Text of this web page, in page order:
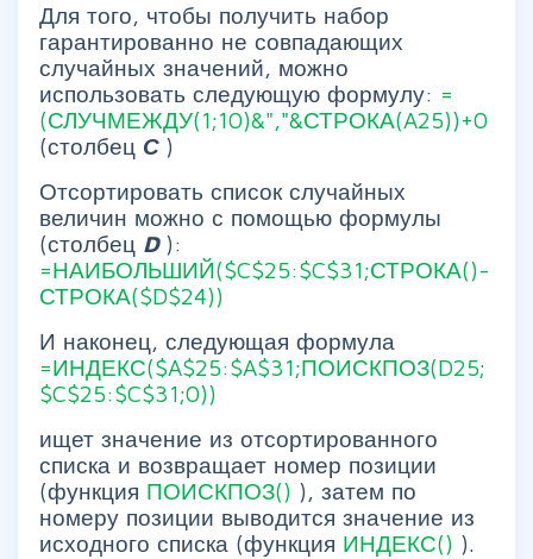
Для того, чтобы получить набор
гарантированно не совпадающих
случайных значений, можно
использовать следующую формулу: =
(СЛУЧМЕЖДУ(1;10)&","&СТРОКА(A25))+0
(столбец С )
Отсортировать список случайных
величин можно с помощью формулы
(столбец D ):
=НАИБОЛЬШИЙ($C$25:$C$31;СТРОКА()-
СТРОКА($D$24))
И наконец, следующая формула
=ИНДЕКС($A$25:$A$31;ПОИСКПОЗ(D25;
$C$25:$C$31;0))
ищет значение из отсортированного
списка и возвращает номер позиции
(функция ПОИСКПОЗ() ), затем по
номеру позиции выводится значение из
исходного списка (функция ИНДЕКС() ).